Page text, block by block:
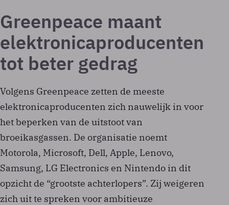
Greenpeace maant
elektronicaproducenten
tot beter gedrag
Volgens Greenpeace zetten de meeste
elektronicaproducenten zich nauwelijk in voor
het beperken van de uitstoot van
broeikasgassen. De organisatie noemt
Motorola, Microsoft, Dell, Apple, Lenovo,
Samsung, LG Electronics en Nintendo in dit
opzicht de “grootste achterlopers”. Zij weigeren
zich uit te spreken voor ambitieuze